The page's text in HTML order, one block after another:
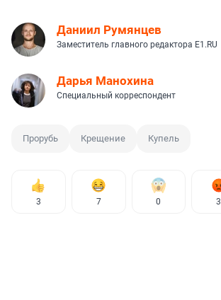
Даниил Румянцев
Заместитель главного редактора E1.RU
Дарья Манохина
Специальный корреспондент
Прорубь Крещение Купель
3 7 0 3